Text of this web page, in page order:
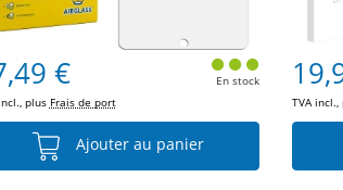
€
plus Frais de port
En stock
Ajouter au panier
TVA incl.,